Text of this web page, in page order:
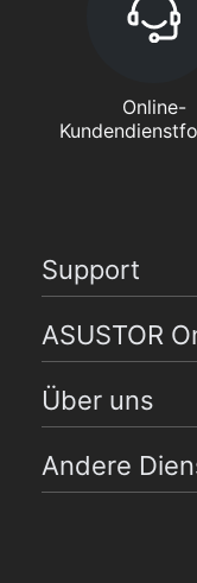
Online-
Support
ASUSTOR
Über uns
Andere